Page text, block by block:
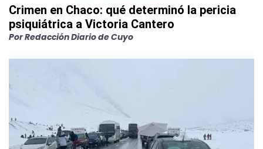
Crimen en Chaco: qué determinó la pericia
psiquiátrica a Victoria Cantero
PorRedacción Diario de Cuyo